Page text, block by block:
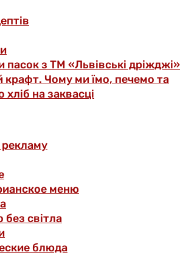
пасок з ТМ «Львівські дріжджі»
крафт. Чому ми їмо, печемо та
хліб на заквасці
меню
без світла
блюда